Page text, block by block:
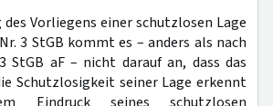
des Vorliegens einer schutzlosen Lage
3 StGB kommt es – anders als nach
StGB aF – nicht darauf an, dass das
Schutzlosigkeit seiner Lage erkennt